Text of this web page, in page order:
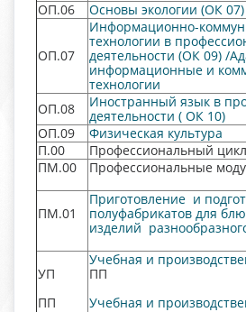
ОП.06
Основы экологии (ОК 07)
ОП.07
Информационно-
технологии в
деятельности (ОК 09) /
информационные и
технологии
ОП.08
Иностранный язык в
деятельности ( ОК 10)
ОП.09
Физическая культура
П.00
Профессиональный цикл
ПМ.00
Профессиональные
ПМ.01
Приготовление и
полуфабрикатов для
изделий
УП
ПП
Учебная и
ПП
Учебная и